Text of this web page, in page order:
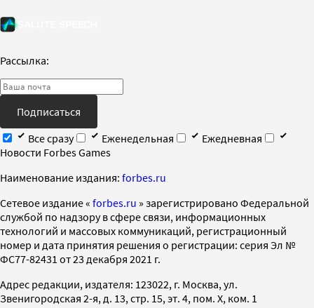
Рассылка:
Подписаться
Все сразу
Еженедельная
Ежедневная
Новости Forbes Games
Наименование издания: forbes.ru
Cетевое издание « forbes.ru » зарегистрировано Федеральной
службой по надзору в сфере связи, информационных
технологий и массовых коммуникаций, регистрационный
номер и дата принятия решения о регистрации: серия Эл №
ФС77-82431 от 23 декабря 2021 г.
Адрес редакции, издателя: 123022, г. Москва, ул.
Звенигородская 2-я, д. 13, стр. 15, эт. 4, пом. X, ком. 1